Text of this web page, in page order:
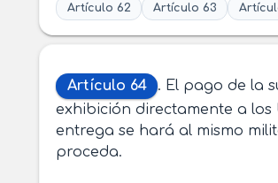
Artículo 62 Artículo 63
Artículo 64
. El pago de la
exhibición directamente a
entrega se hará al mismo
proceda.